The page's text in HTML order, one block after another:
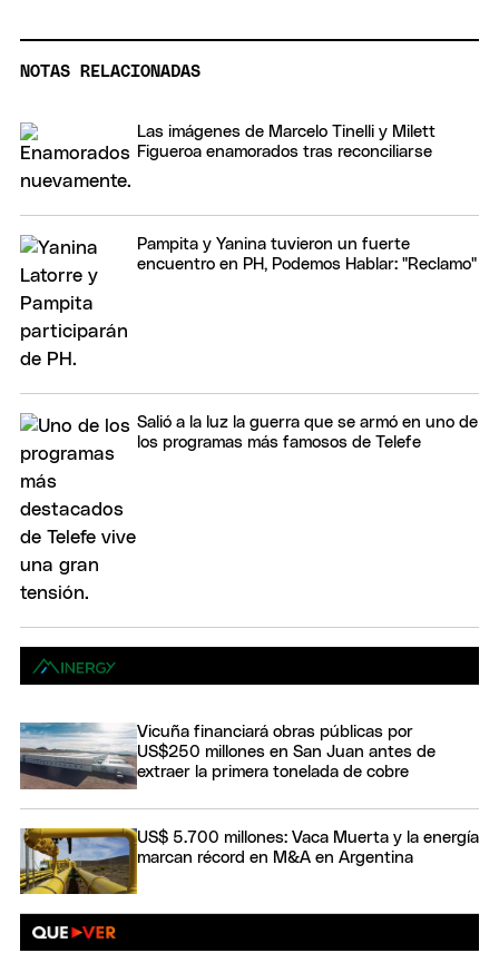
NOTAS RELACIONADAS
Las imágenes de Marcelo Tinelli y Milett
Figueroa enamorados tras reconciliarse
Pampita y Yanina tuvieron un fuerte
encuentro en PH, Podemos Hablar: "Reclamo"
Salió a la luz la guerra que se armó en uno de
los programas más famosos de Telefe
Vicuña financiará obras públicas por
US$250 millones en San Juan antes de
extraer la primera tonelada de cobre
US$ 5.700 millones: Vaca Muerta y la energía
marcan récord en M&A en Argentina